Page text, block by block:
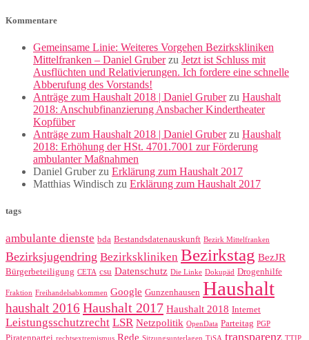
Kommentare
Gemeinsame Linie: Weiteres Vorgehen Bezirkskliniken
Mittelfranken – Daniel Gruberzu Jetzt ist Schluss mit
Ausflüchten und Relativierungen. Ich fordere eine schnelle
Abberufung des Vorstands!
Anträge zum Haushalt 2018 | Daniel Gruberzu Haushalt
2018: Anschubfinanzierung Ansbacher Kindertheater
Kopfüber
Anträge zum Haushalt 2018 | Daniel Gruberzu Haushalt
2018: Erhöhung der HSt. 4701.7001 zur Förderung
ambulanter Maßnahmen
Daniel Gruberzu Erklärung zum Haushalt 2017
Matthias Windisch zu Erklärung zum Haushalt 2017
tags
ambulante dienste bda Bestandsdatenauskunft Bezirk Mittelfranken
Bezirksjugendring Bezirkskliniken Bezirkstag BezJR
Bürgerbeteiligung CETA csu Datenschutz Die Linke Dokupäd Drogenhilfe
Fraktion Freihandelsabkommen Google Gunzenhausen Haushalt
haushalt 2016 Haushalt 2017 Haushalt 2018 Internet
Leistungsschutzrecht LSR Netzpolitik OpenData Parteitag PGP
Piratenpartei rechtsextremismus Rede Sitzungsunterlagen TiSA transparenz TTIP